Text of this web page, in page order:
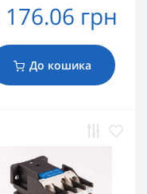
176.06 грн
До кошика